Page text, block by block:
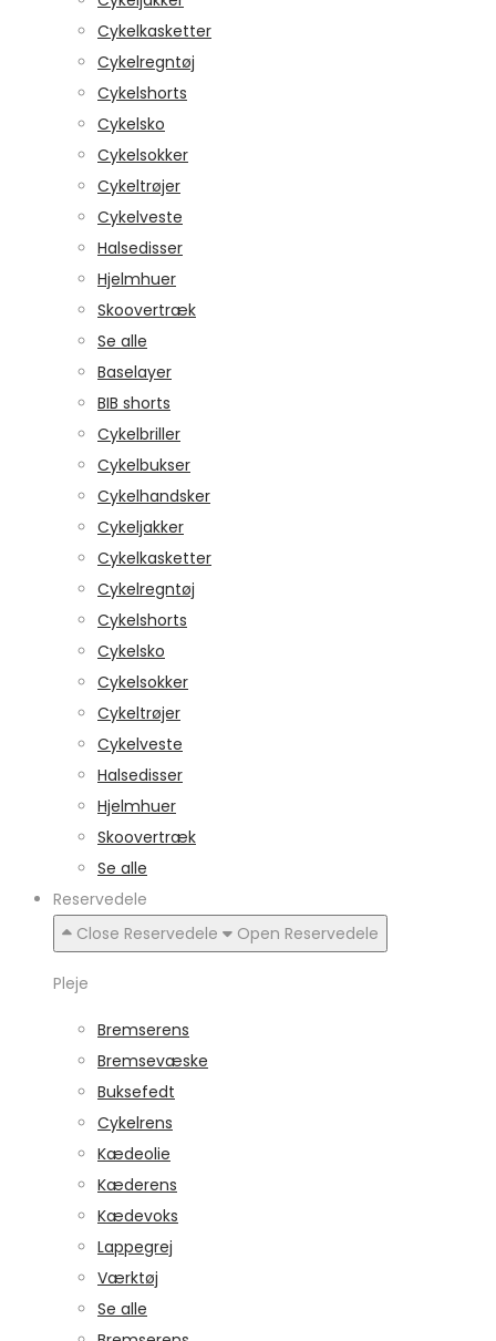
Cykelkasketter
Cykelregntøj
Cykelshorts
Cykelsko
Cykelsokker
Cykeltrøjer
Cykelveste
Halsedisser
Hjelmhuer
Skoovertræk
Se alle
Baselayer
BIB shorts
Cykelbriller
Cykelbukser
Cykelhandsker
Cykeljakker
Cykelkasketter
Cykelregntøj
Cykelshorts
Cykelsko
Cykelsokker
Cykeltrøjer
Cykelveste
Halsedisser
Hjelmhuer
Skoovertræk
Se alle
Reservedele
Close Reservedele
Open Reservedele
Pleje
Bremserens
Bremsevæske
Buksefedt
Cykelrens
Kædeolie
Kæderens
Kædevoks
Lappegrej
Værktøj
Se alle